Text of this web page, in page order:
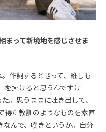
って新境地を感じさせま
作詞するときって、誰しも
を掛けると思うんですけ
。思うままに吐き出して、
得た教訓のようなものを素直
なんで、嘆きというか。自分